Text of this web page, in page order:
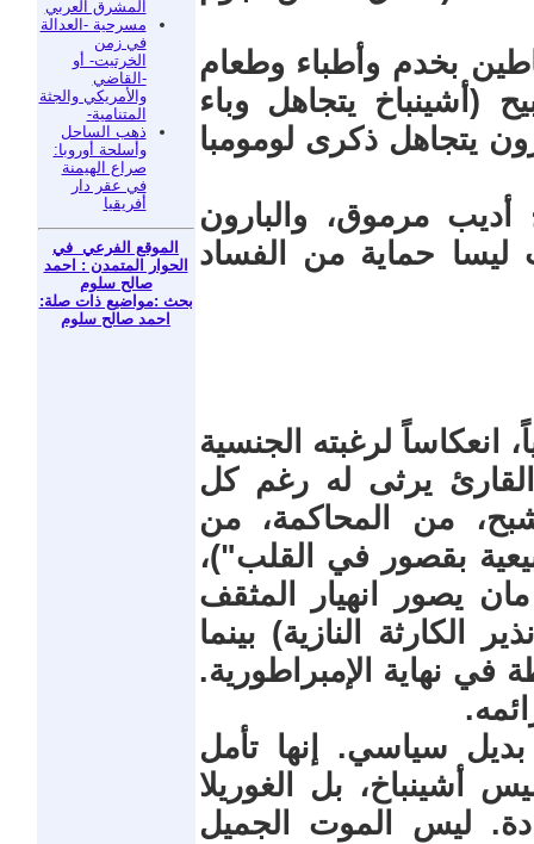
المشرق العربي
مسرحية -العدالة
في زمن
الخرتيت- أو
-القاضي
والأمريكي والجثة
المتنامية-
ذهب الساحل
وأسلحة أوروبا:
صراع الهيمنة
في عقر دار
أفريقيا
الموقع الفرعي في
الحوار المتمدن : احمد
صالح سلوم
بحث :مواضيع ذات صلة:
احمد صالح سلوم
بخدم وأطباء وطعام
(أشينباخ يتجاهل وباء
يتجاهل ذكرى لومومبا
أديب مرموق، والبارون
ليسا حماية من الفساد
انعكاساً لرغبته الجنسية
يرثى له رغم كل
من المحاكمة، من
بقصور في القلب")،
يصور انهيار المثقف
الكارثة النازية) بينما
في نهاية الإمبراطورية.
سياسي. إنها تأمل
بل الغوريلا
ليس الموت الجميل